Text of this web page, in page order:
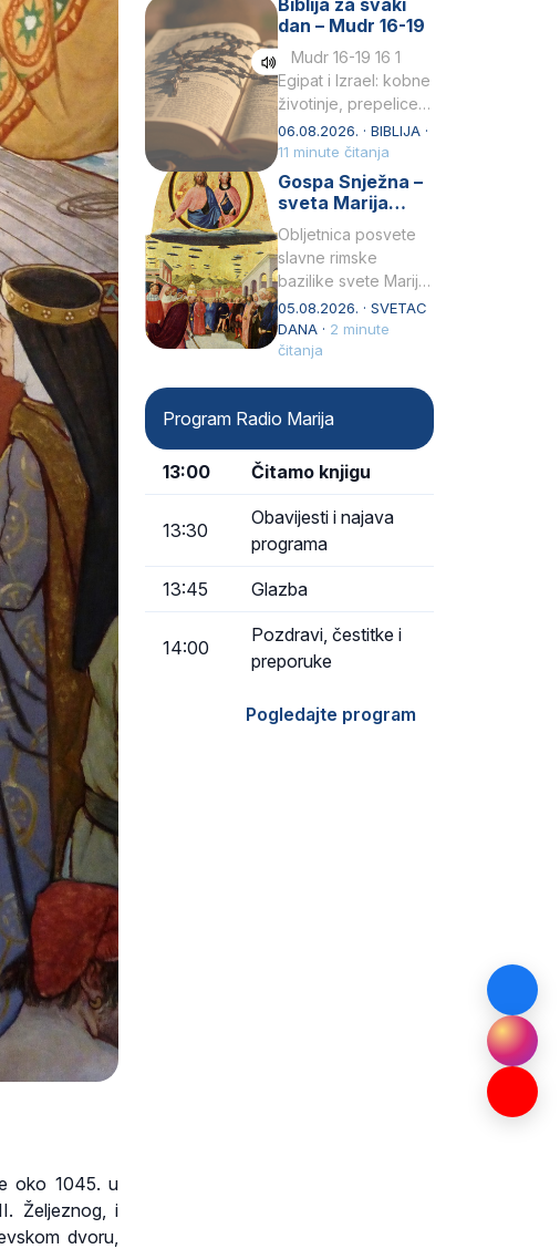
oko 1045. u
Željeznog, i
dvoru,
Petar u svojoj
drugoj…
Biblija za svaki
dan – Mudr 16-19
Mudr 16-19 16 1
Egipat i Izrael: kobne
životinje, prepelice
Zato bijahu
primjereno kažnjeni
sličnim životinjamai
mučeni mnoštvom
06.08.2026. · BIBLIJA ·
11 minute čitanja
Gospa Snježna –
sveta Marija
Velika, zaštitnica
rimske bazilike
Obljetnica posvete
slavne rimske
bazilike svete Marije
Velike (Santa Maria
Maggiore) u narodu
se slavi kao Gospa
05.08.2026. · SVETAC
DANA · 2 minute
čitanja
Program Radio Marija
13:00 Čitamo knjigu
13:30
Obavijesti i najava
programa
13:45 Glazba
14:00
Pozdravi, čestitke i
preporuke
Pogledajte program